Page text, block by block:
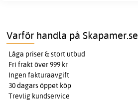
Varför handla på Skapamer.se
Låga priser & stort utbud
Fri frakt över 999 kr
Ingen fakturaavgift
30 dagars öppet köp
Trevlig kundservice